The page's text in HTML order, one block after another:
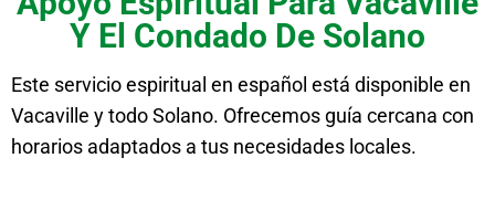
Y El Condado De Solano
Este servicio espiritual en español está disponible en
Vacaville y todo Solano. Ofrecemos guía cercana con
horarios adaptados a tus necesidades locales.